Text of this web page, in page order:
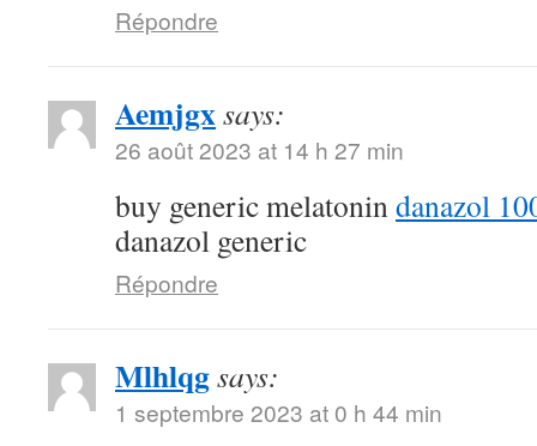
Répondre
Aemjgxsays:
26 août 2023 at 14 h 27 min
buy generic melatonindanazol
danazol generic
Répondre
Mlhlqgsays:
1 septembre 2023 at 0 h 44 min